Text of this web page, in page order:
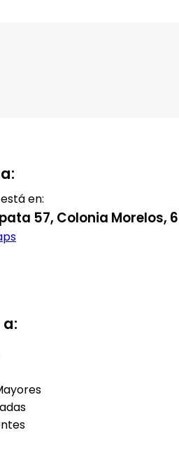
en:
57, Colonia Morelos,